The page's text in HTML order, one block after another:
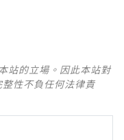
站的立場。因此本站對
性不負任何法律責